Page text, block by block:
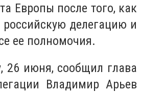
Европы после того, как
делегацию и
ее полномочия.
26 июня, сообщил глава
Владимир Арьев